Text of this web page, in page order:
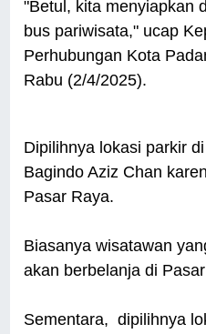
"Betul, kita menyiapkan
bus pariwisata," ucap
Perhubungan Kota
Rabu (2/4/2025).
Dipilihnya lokasi parkir
Bagindo Aziz Chan
Pasar Raya.
Biasanya wisatawan
akan berbelanja di
Sementara, dipilihnya